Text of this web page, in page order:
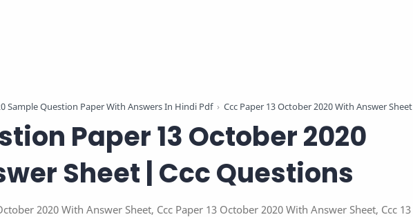
Sample Question Paper With Answers In Hindi Pdf Ccc Paper 13 October 2020 With Answer Sheet
Paper 13 October 2020
Sheet | Ccc Questions
2020 With Answer Sheet, Ccc Paper 13 October 2020 With Answer Sheet, Ccc 13